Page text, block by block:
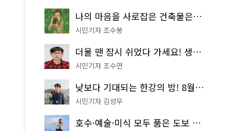
나의 마음을 사로잡은 건축물은? '서울시 건축상' 수상작 공개!
시민기자 조수봉
더울 땐 잠시 쉬었다 가세요! 생수 냉장고부터 해피소·무더위쉼터까지
시민기자 조수연
낮보다 기대되는 한강의 밤! 8월 한정 무료 '한강 밤핑' 예약은?
시민기자 김성무
호수·예술·미식 모두 품은 도보 코스! 서울식물원~LG아트센터~마곡테라스거리